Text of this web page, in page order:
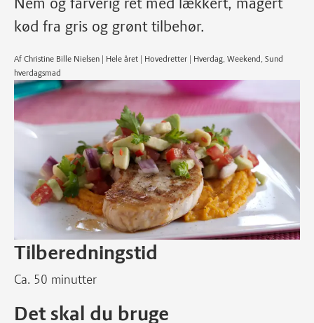
kød fra gris og grønt tilbehør.
Af Christine Bille Nielsen | Hele året | Hovedretter | Hverdag, Weekend, Sund
hverdagsmad
Tilberedningstid
Ca. 50 minutter
Det skal du bruge